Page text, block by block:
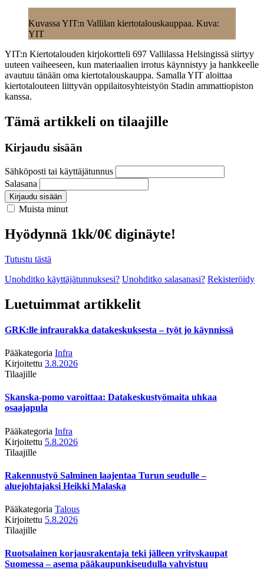
Kuvassa YIT:n Vallilan kiertotalouskauppaa. Kuva:
YIT
YIT:n Kiertotalouden kirjokortteli 697 Vallilassa Helsingissä siirtyy
uuteen vaiheeseen, kun materiaalien irrotus käynnistyy ja hankkeelle
avautuu tänään oma kiertotalouskauppa. Samalla YIT aloittaa
kiertotalouteen liittyvän oppilaitosyhteistyön Stadin ammattiopiston
kanssa.
Tämä artikkeli on tilaajille
Kirjaudu sisään
Sähköposti tai käyttäjätunnus
Salasana
Kirjaudu sisään
Muista minut
Hyödynnä 1kk/0€ diginäyte!
Tutustu tästä
Unohditko käyttäjätunnuksesi? Unohditko salasanasi? Rekisteröidy
Luetuimmat artikkelit
GRK:lle infraurakka datakeskuksesta – työt jo käynnissä
Pääkategoria Infra
Kirjoitettu 3.8.2026
Tilaajille
Skanska-pomo varoittaa: Datakeskustyömaita uhkaa
osaajapula
Pääkategoria Infra
Kirjoitettu 5.8.2026
Tilaajille
Rakennustyö Salminen laajentaa Turun seudulle –
aluejohtajaksi Heikki Malaska
Pääkategoria Talous
Kirjoitettu 5.8.2026
Tilaajille
Ruotsalainen korjausrakentaja teki jälleen yrityskaupat
Suomessa – asema pääkaupunkiseudulla vahvistuu